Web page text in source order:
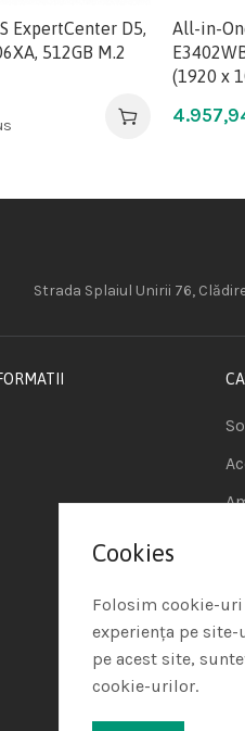
ExpertCenter D5,
512GB M.2
All-in-
(1920 x
Strada Splaiul Unirii 76,
Cookies
Folosim cookie-
experiența pe site-
pe acest site,
cookie-urilor.